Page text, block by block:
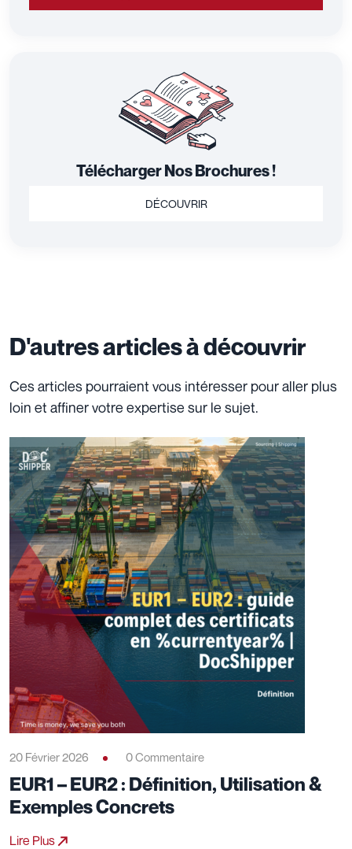
Télécharger Nos Brochures !
DÉCOUVRIR
D'autres articles à découvrir
Ces articles pourraient vous intéresser pour aller plus
loin et affiner votre expertise sur le sujet.
20 Février 2026 0 Commentaire
EUR1 – EUR2 : Définition, Utilisation &
Exemples Concrets
Lire Plus